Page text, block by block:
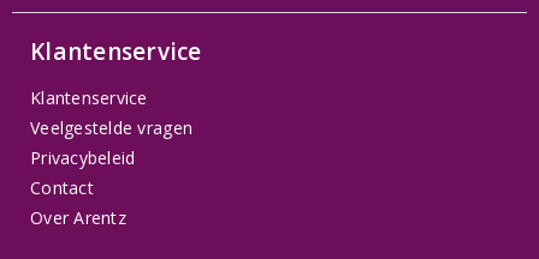
Klantenservice
Klantenservice
Veelgestelde vragen
Privacybeleid
Contact
Over Arentz